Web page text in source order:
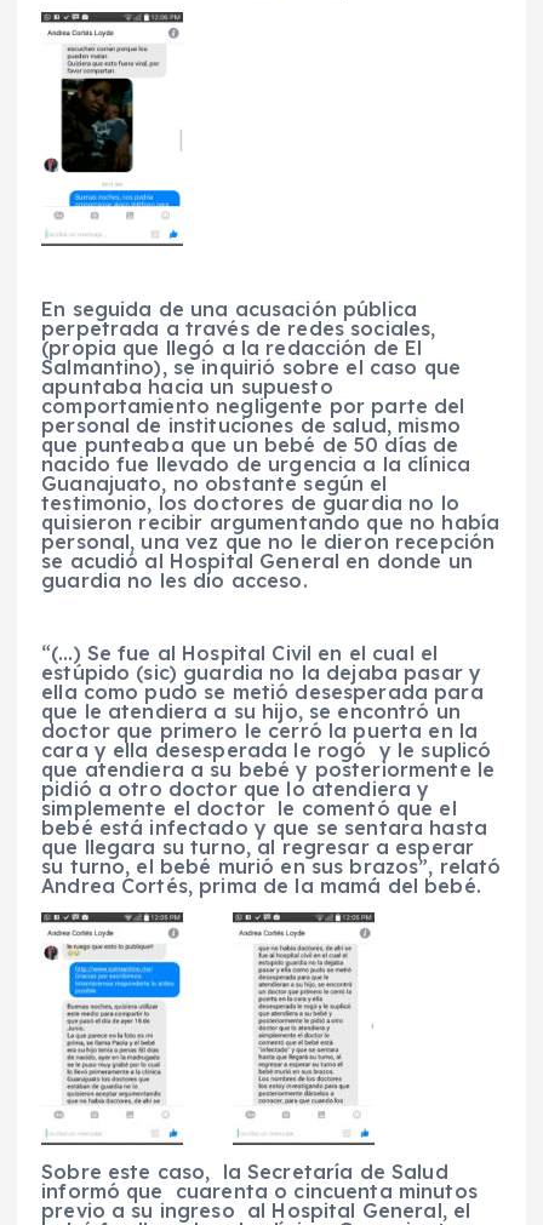
En seguida de una acusación pública
perpetrada a través de redes sociales,
(propia que llegó a la redacción de El
Salmantino), se inquirió sobre el caso que
apuntaba hacia un supuesto
comportamiento negligente por parte del
personal de instituciones de salud, mismo
que punteaba que un bebé de 50 días de
nacido fue llevado de urgencia a la clínica
Guanajuato, no obstante según el
testimonio, los doctores de guardia no lo
quisieron recibir argumentando que no había
personal, una vez que no le dieron recepción
se acudió al Hospital General en donde un
guardia no les dio acceso.
“(…) Se fue al Hospital Civil en el cual el
estúpido (sic) guardia no la dejaba pasar y
ella como pudo se metió desesperada para
que le atendiera a su hijo, se encontró un
doctor que primero le cerró la puerta en la
cara y ella desesperada le rogó y le suplicó
que atendiera a su bebé y posteriormente le
pidió a otro doctor que lo atendiera y
simplemente el doctor le comentó que el
bebé está infectado y que se sentara hasta
que llegara su turno, al regresar a esperar
su turno, el bebé murió en sus brazos”, relató
Andrea Cortés, prima de la mamá del bebé.
Sobre este caso, la Secretaría de Salud
informó que cuarenta o cincuenta minutos
previo a su ingreso al Hospital General, el